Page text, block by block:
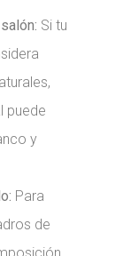
Si tu
puede
y
Para
de